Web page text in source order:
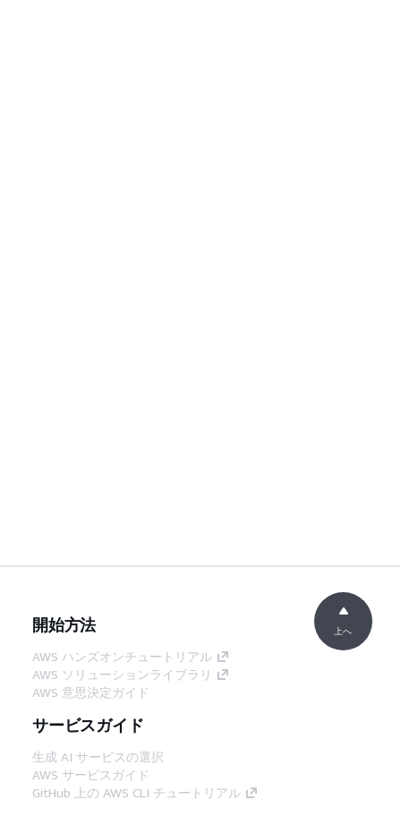
開始方法
AWS ハンズオンチュートリアル
AWS ソリューションライブラリ
AWS 意思決定ガイド
サービスガイド
生成 AI サービスの選択
AWS サービスガイド
GitHub 上の AWS CLI チュートリアル
上へ